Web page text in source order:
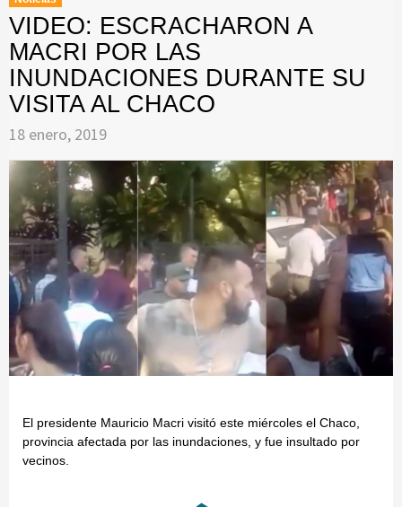
VIDEO: ESCRACHARON A
MACRI POR LAS
INUNDACIONES DURANTE SU
VISITA AL CHACO
18 enero, 2019
El presidente Mauricio Macri visitó este miércoles el Chaco,
provincia afectada por las inundaciones, y fue insultado por
vecinos.